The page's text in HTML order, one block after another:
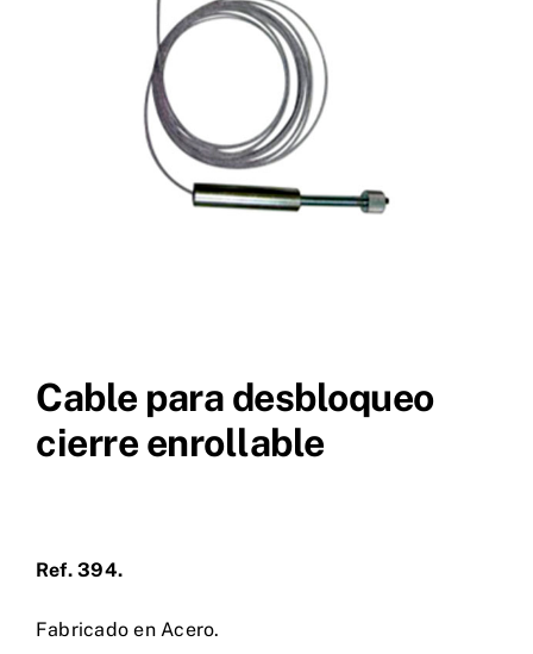
Cable para desbloqueo
cierre enrollable
Ref. 394.
Fabricado en Acero.